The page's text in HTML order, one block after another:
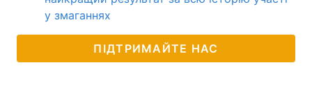
у змаганнях
ПІДТРИМАЙТЕ НАС